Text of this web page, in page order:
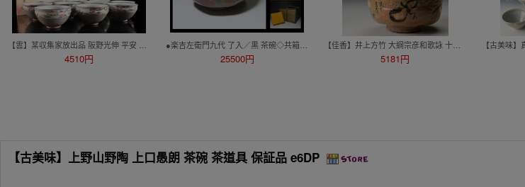
4510円 25500円 5181円
【古美味】上野山野陶 上口愚朗 茶碗 茶道具 保証品 e6DP